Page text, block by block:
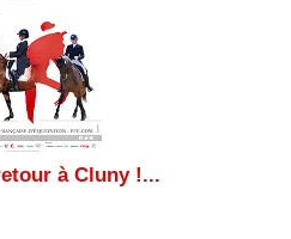
à Cluny !...